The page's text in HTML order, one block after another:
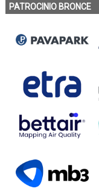
PATROCINIO BRONCE